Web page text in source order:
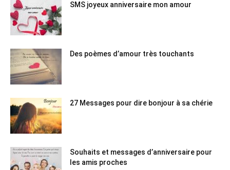
SMS joyeux anniversaire mon amour
Des poèmes d’amour très touchants
27 Messages pour dire bonjour à sa chérie
Souhaits et messages d’anniversaire pour
les amis proches